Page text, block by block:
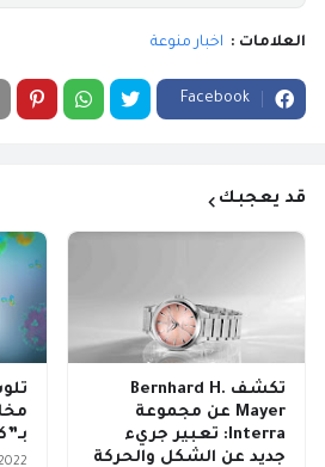
العلامات : اخبار منوعة
Facebook
قد يعجبك
تكشف Bernhard H.
Mayer عن مجموعة
Interra: تعبير جريء
جديد عن الشكل والحركة